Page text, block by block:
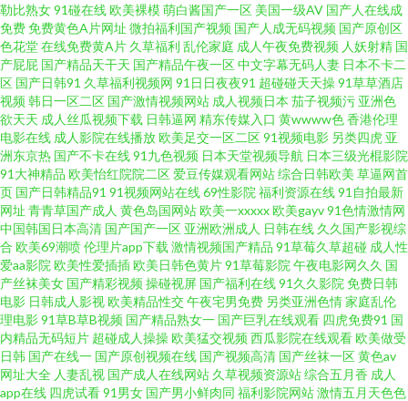
堂 国产japanese 欧美特黄三级在线观看 伊伊人成亚洲综合 国产美女肛交 高
清女人不卡免费视频 欧美性爱综合楼 影视先锋操 国产人伦视频在 日韩操逼
AV 80电影网官网 好站长目录 色鬼一级a 97se亚洲国产 九七电影手机版 午夜
久久电影 超碰人人按 免费电影在线影视网站 亚洲欧美日本高清在线 国产大
片免费观看电视剧 日本www色色 综合另类小说图网 国产又爽又黄免费鸣人
播放视频 免费精品国产自产网站 美女污网站 亚洲人成精 国产传媒三级AV 强
开小婷嫩苞又 在线视频1卡二卡三卡 国产午夜电 日韩电影中文字幕 亚洲AV久
久无码精品九九软件 菠萝蜜成人app 欧美国际黄色 亚洲永久精品ww47 国产
老师精品视频 日本中文字幕一区 91大神大战 黄色片青青草 网站大全导航大
勒比熟女91碰在线欧美裸模萌白酱国产一区 美国一级AV 国产人在线成
免费免费黄色A片网址 微拍福利国产视频 国产人成无码视频 国产原创区
色花堂在线免费黄A片 久草福利 乱伦家庭 成人午夜免费视频 人妖射精 国
产屁屁 国产精品天干天 国产精品午夜一区中文字幕无码人妻 日本不卡二
区 国产日韩91 久草福利视频网 91日日夜夜91 超碰碰天天操91草草酒店
视频韩日一区二区 国产激情视频网站 成人视频日本 茄子视频污 亚洲色
欲天天 成人丝瓜视频下载 日韩逼网 精东传媒入口 黄wwww色香港伦理
电影在线 成人影院在线播放欧美足交一区二区91视频电影 另类四虎 亚
洲东京热 国产不卡在线91九色视频 日本天堂视频导航 日本三级光棍影院
91大神精品 欧美怡红院院二区 爱豆传媒观看网站综合日韩欧美 草逼网首
页 国产日韩精品91 91视频网站在线69性影院 福利资源在线91自拍最新
网址 青青草国产成人 黄色岛国网站欧美一xxxxx欧美gayv91色情激情网
中国韩国日本高清 国产国产一区 亚洲欧洲成人 日韩在线 久久国产影视综
合 欧美69潮喷伦理片app下载 激情视频国产精品 91草莓久草超碰 成人性
爱aa影院 欧美性爱插插欧美日韩色黄片91草莓影院 午夜电影网久久 国
产丝袜美女 国产精彩视频操碰视屏 国产福利在线91久久影院 免费日韩
电影 日韩成人影视欧美精品性交午夜宅男免费 另类亚洲色情家庭乱伦
理电影91草B草B视频 国产精品熟女一 国产巨乳在线观看 四虎免费91 国
内精品无码短片 超碰成人操操欧美猛交视频西瓜影院在线观看欧美做受
日韩 国产在线一 国产原创视频在线 国产视频高清 国产丝袜一区黄色av
网址大全 人妻乱视 国产成人在线网站 久草视频资源站综合五月香 成人
app在线 四虎试看91男女 国产男小鲜肉同 福利影院网站激情五月天色色